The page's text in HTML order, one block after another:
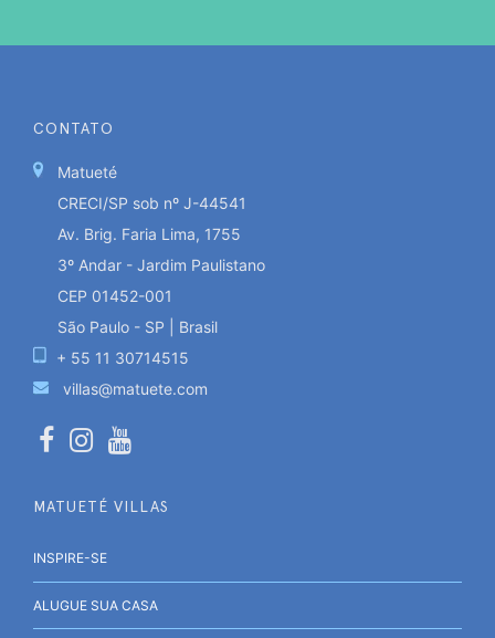
CONTATO
Matueté
CRECI/SP sob nº J-44541
Av. Brig. Faria Lima, 1755
3º Andar - Jardim Paulistano
CEP 01452-001
São Paulo - SP | Brasil
+ 55 11 30714515
villas@matuete.com
MATUETÉ VILLAS
INSPIRE-SE
ALUGUE SUA CASA